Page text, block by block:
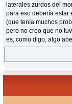
laterales zurdos del
para eso debería estar
(que tenía muchos
pero no creo que no
es, como digo, algo